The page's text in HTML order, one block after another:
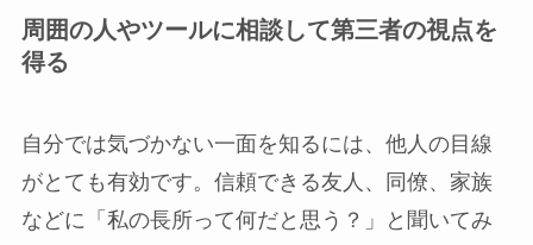
周囲の人やツールに相談して第三者の視点を
得る
自分では気づかない一面を知るには、他人の目線
がとても有効です。信頼できる友人、同僚、家族
などに「私の長所って何だと思う？」と聞いてみ